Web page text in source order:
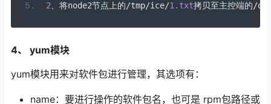
2、将node2节点上的/tmp/ice/1.txt拷贝至主控端的/
4、 yum模块
yum模块用来对软件包进行管理，其选项有：
name：要进行操作的软件包名，也可是 rpm包路径或